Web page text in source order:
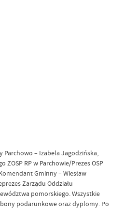
Parchowo – Izabela Jagodzińska,
ZOSP RP w Parchowie/Prezes OSP
Gminny – Wiesław
Zarządu Oddziału
pomorskiego. Wszystkie
podarunkowe oraz dyplomy. Po